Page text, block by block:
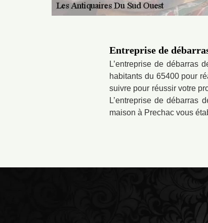
Entreprise de
L’entreprise de débarras
habitants du 65400 pour
suivre pour réussir votre
L’entreprise de débarras
maison à Prechac vous